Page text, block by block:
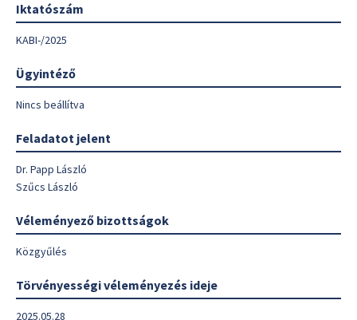
Iktatószám
KABI-/2025
Ügyintéző
Nincs beállítva
Feladatot jelent
Dr. Papp László
Szűcs László
Véleményező bizottságok
Közgyűlés
Törvényességi véleményezés ideje
2025.05.28